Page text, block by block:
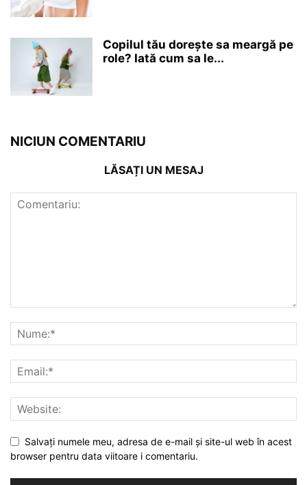
Copilul tău dorește sa meargă pe
role? Iată cum sa le...
NICIUN COMENTARIU
LĂSAȚI UN MESAJ
Salvați numele meu, adresa de e-mail și site-ul web în acest
browser pentru data viitoare i comentariu.